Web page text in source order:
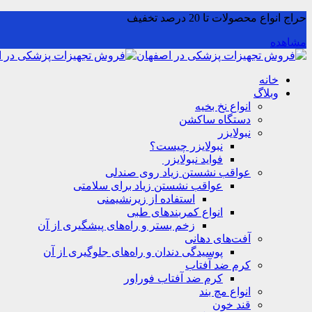
حراج انواع محصولات تا 20 درصد تخفیف
مشاهده
خانه
وبلاگ
انواع نخ بخیه
دستگاه ساکشن
نبولایزر
نبولایزر چیست؟
فواید نبولایزر
عواقب نشستن زیاد روی صندلی
عواقب نشستن زیاد برای سلامتی
استفاده از زیرنشیمنی
انواع کمربندهای طبی
زخم بستر و راه‌های پیشگیری از آن
آفت‌های دهانی
پوسیدگی دندان و راه‌های جلوگیری از آن
کرم ضد آفتاب
کرم ضد آفتاب فوراور
انواع مچ بند
قند خون